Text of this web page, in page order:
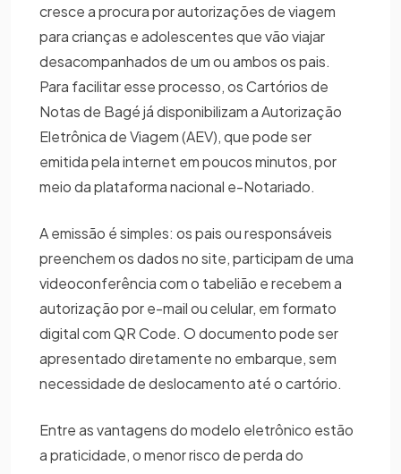
cresce a procura por autorizações de viagem
para crianças e adolescentes que vão viajar
desacompanhados de um ou ambos os pais.
Para facilitar esse processo, os Cartórios de
Notas de Bagé já disponibilizam a Autorização
Eletrônica de Viagem (AEV), que pode ser
emitida pela internet em poucos minutos, por
meio da plataforma nacional e-Notariado.
A emissão é simples: os pais ou responsáveis
preenchem os dados no site, participam de uma
videoconferência com o tabelião e recebem a
autorização por e-mail ou celular, em formato
digital com QR Code. O documento pode ser
apresentado diretamente no embarque, sem
necessidade de deslocamento até o cartório.
Entre as vantagens do modelo eletrônico estão
a praticidade, o menor risco de perda do